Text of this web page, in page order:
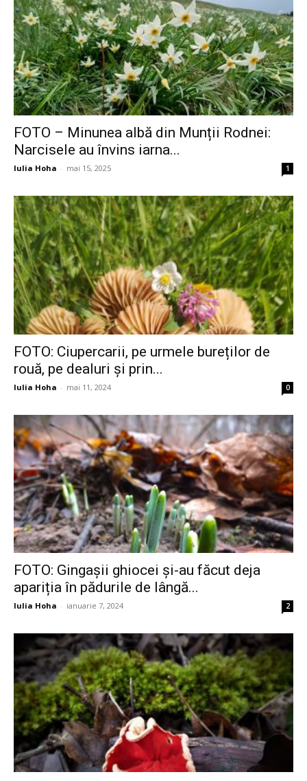
FOTO – Minunea albă din Munții Rodnei:
Narcisele au învins iarna...
Iulia Hoha - mai 15, 2025 1
FOTO: Ciupercarii, pe urmele bureților de
rouă, pe dealuri și prin...
Iulia Hoha - mai 11, 2024 0
FOTO: Gingașii ghiocei și-au făcut deja
apariția în pădurile de lângă...
Iulia Hoha - ianuarie 7, 2024 2